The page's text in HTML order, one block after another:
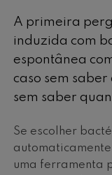
A primeira
induzida com
espontânea
caso sem saber
sem saber
Se escolher
uma ferramenta